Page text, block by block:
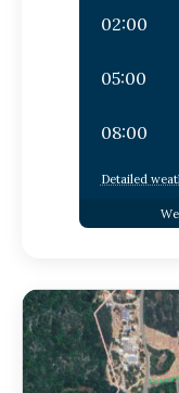
02:00
05:00
08:00
Detailed